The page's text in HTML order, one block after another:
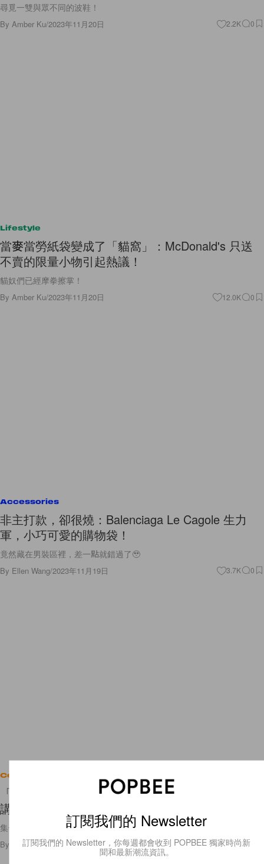
尋覓一雙與眾不同的波鞋！
By Amber Ku/2023年11月20日 2.2K 0
Lifestyle
當麥當勞紙袋變成了「貓窩」：McDonald's 只送
不賣的限量小物引起熱議！
貓奴們已經摩拳擦掌！
By Amber Ku/2023年11月20日 12.0K 0
Accessories
非主打款，卻很燒：Balenciaga Le Cagole 生力
軍，小巧可愛的購物袋！
竟然藏在男裝區裡，差一點就錯過了🥹
By Ellen Wang/2023年11月19日 3.7K 0
Celebrities
「我在這部分很脆弱」Rosé 受第一夫人之邀，演
講上道出了滿滿正能量金句！
集合美國、馬來西亞、菲律賓、韓國的第一夫人們，Rosé 超厲害！
By Ellen Wang/2023年11月19日 1.8K
訂閱我們的 Newsletter
訂閱我們的 Newsletter，你每週都會收到 POPBEE 獨家時尚新
聞和最新潮流資訊。